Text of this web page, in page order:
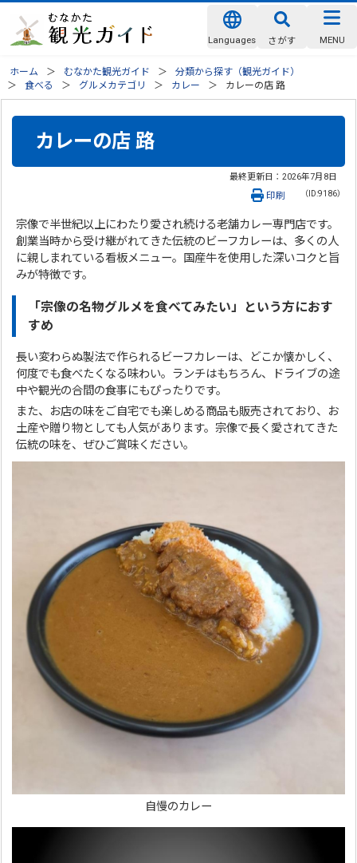
Languages さがす MENU
ホーム むなかた観光ガイド
分類から探す（観光ガイド）
食べる
グルメカテゴリ カレー カレーの店 路
カレーの店 路
最終更新日： 2026年7月8日
（ID:9186）
印刷
宗像で半世紀以上にわたり愛され続ける老舗カレー専門店です。
創業当時から受け継がれてきた伝統のビーフカレーは、多くの人
に親しまれている看板メニュー。国産牛を使用した深いコクと旨
みが特徴です。
「宗像の名物グルメを食べてみたい」という方におす
すめ
長い変わらぬ製法で作られるビーフカレーは、どこか懐かしく、
何度でも食べたくなる味わい。ランチはもちろん、ドライブの途
中や観光の合間の食事にもぴったりです。
また、お店の味をご自宅でも楽しめる商品も販売されており、お
土産や贈り物としても人気があります。宗像で長く愛されてきた
伝統の味を、ぜひご賞味ください。
自慢のカレー